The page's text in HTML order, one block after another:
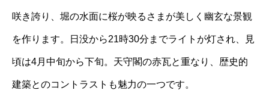
咲き誇り、堀の水面に桜が映るさまが美しく幽玄な景観
を作ります。日没から21時30分までライトが灯され、見
頃は4月中旬から下旬。天守閣の赤瓦と重なり、歴史的
建築とのコントラストも魅力の一つです。